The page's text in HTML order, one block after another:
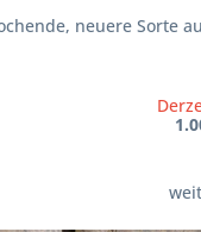
neuere Sorte